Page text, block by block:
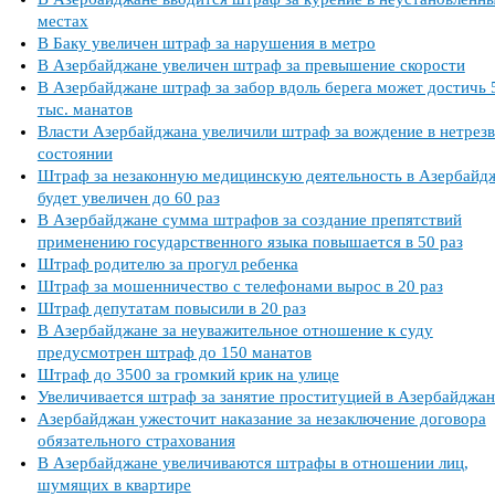
местах
В Баку увеличен штраф за нарушения в метро
В Азербайджане увеличен штраф за превышение скорости
В Азербайджане штраф за забор вдоль берега может достичь
тыс. манатов
Власти Азербайджана увеличили штраф за вождение в
состоянии
Штраф за незаконную медицинскую деятельность в
будет увеличен до 60 раз
В Азербайджане сумма штрафов за создание препятствий
применению государственного языка повышается в 50 раз
Штраф родителю за прогул ребенка
Штраф за мошенничество с телефонами вырос в 20 раз
Штраф депутатам повысили в 20 раз
В Азербайджане за неуважительное отношение к суду
предусмотрен штраф до 150 манатов
Штраф до 3500 за громкий крик на улице
Увеличивается штраф за занятие проституцией в
Азербайджан ужесточит наказание за незаключение договора
обязательного страхования
В Азербайджане увеличиваются штрафы в отношении лиц,
шумящих в квартире